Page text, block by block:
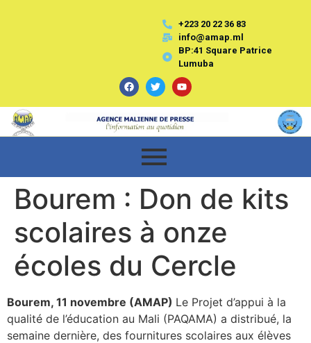
+223 20 22 36 83
info@amap.ml
BP:41 Square Patrice
Lumuba
Bourem : Don de kits
scolaires à onze
écoles du Cercle
Bourem, 11 novembre (AMAP) Le Projet d’appui à la
qualité de l’éducation au Mali (PAQAMA) a distribué, la
semaine dernière, des fournitures scolaires aux élèves